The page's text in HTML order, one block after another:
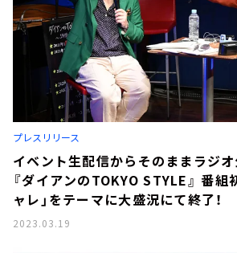
今日の番組表
週間番組表
トピックス
TBS Podcast
お知らせ
イベント・グッズ
YouTube
会社情報
プレスリリース
イベント生配信からそのままラジオ
『ダイアンのTOKYO STYLE』 番組
ャレ」をテーマに大盛況にて終了！
2023.03.19